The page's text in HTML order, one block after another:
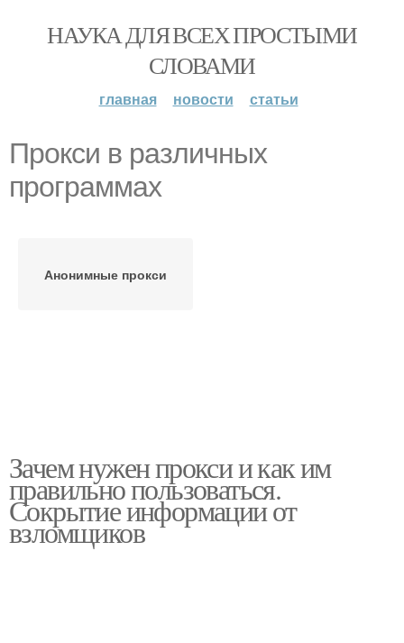
НАУКА ДЛЯ ВСЕХ ПРОСТЫМИ
СЛОВАМИ
главная новости статьи
Прокси в различных
программах
Анонимные прокси
Зачем нужен прокси и как им
правильно пользоваться.
Сокрытие информации от
взломщиков